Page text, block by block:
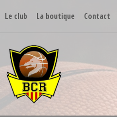
Le club La boutique Contact